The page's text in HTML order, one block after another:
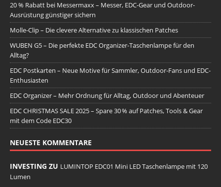
20 % Rabatt bei Messermaxx – Messer, EDC-Gear und Outdoor-
Ausrüstung günstiger sichern
Molle-Clip – Die clevere Alternative zu klassischen Patches
WUBEN G5 – Die perfekte EDC Organizer-Taschenlampe für den
Alltag?
EDC Postkarten – Neue Motive für Sammler, Outdoor-Fans und EDC-
Enthusiasten
EDC Organizer – Mehr Ordnung für Alltag, Outdoor und Abenteuer
EDC CHRISTMAS SALE 2025 – Spare 30 % auf Patches, Tools & Gear
mit dem Code EDC30
NEUESTE KOMMENTARE
INVESTING ZU LUMINTOP EDC01 Mini LED Taschenlampe mit 120
Lumen